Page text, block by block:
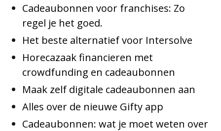
Cadeaubonnen voor franchises: Zo
regel je het goed.
Het beste alternatief voor Intersolve
Horecazaak financieren met
crowdfunding en cadeaubonnen
Maak zelf digitale cadeaubonnen aan
Alles over de nieuwe Gifty app
Cadeaubonnen: wat je moet weten over